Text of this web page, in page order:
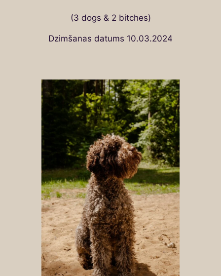
(3 dogs & 2 bitches)
Dzimšanas datums 10.03.2024